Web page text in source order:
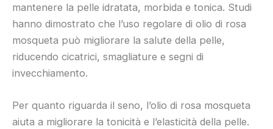
mantenere la pelle idratata, morbida e tonica. Studi
hanno dimostrato che l’uso regolare di olio di rosa
mosqueta può migliorare la salute della pelle,
riducendo cicatrici, smagliature e segni di
invecchiamento.
Per quanto riguarda il seno, l’olio di rosa mosqueta
aiuta a migliorare la tonicità e l’elasticità della pelle.